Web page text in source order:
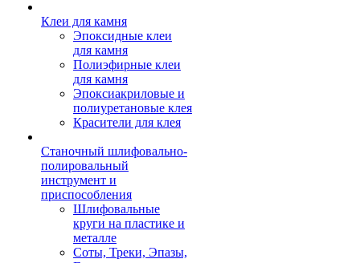
Клеи для камня
Эпоксидные клеи
для камня
Полиэфирные клеи
для камня
Эпоксиакриловые и
полиуретановые клея
Красители для клея
Станочный шлифовально-
полировальный
инструмент и
приспособления
Шлифовальные
круги на пластике и
металле
Соты, Треки, Эпазы,